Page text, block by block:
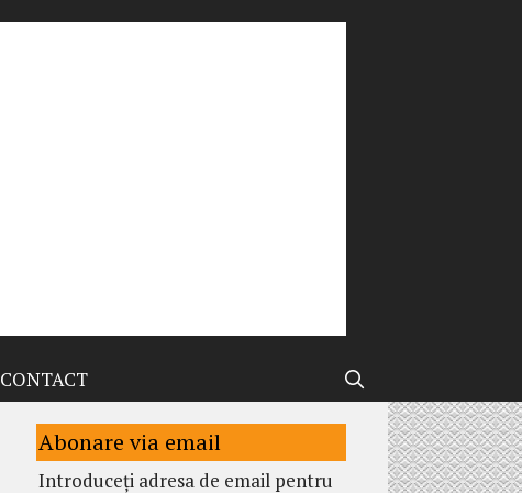
CONTACT
Abonare via email
Introduceți adresa de email pentru